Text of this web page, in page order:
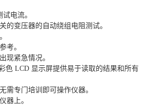
电流。
的变压器的自动绕组电阻测试。
考。
现紧急情况。
色 LCD 显示屏提供易于读取的结果和所有
需专门培训即可操作仪器。
器上。